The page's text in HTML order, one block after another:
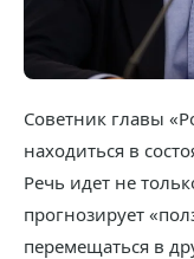
Советник главы
находиться в
Речь идет не
прогнозирует
перемещаться в